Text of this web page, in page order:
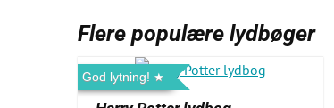
Flere populære lydbøger
God lytning!